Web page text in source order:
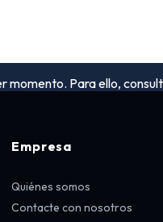
momento. Para ello,
Empresa
Quiénes somos
Contacte con nosotros